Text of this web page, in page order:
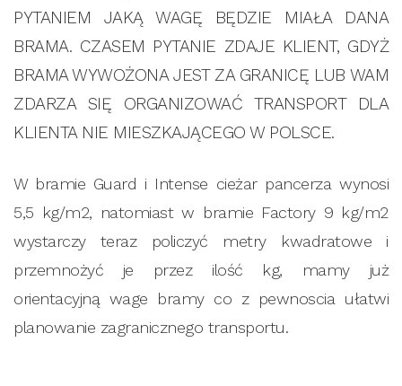
PYTANIEM JAKĄ WAGĘ BĘDZIE MIAŁA DANA
BRAMA. CZASEM PYTANIE ZDAJE KLIENT, GDYŻ
BRAMA WYWOŻONA JEST ZA GRANICĘ LUB WAM
ZDARZA SIĘ ORGANIZOWAĆ TRANSPORT DLA
KLIENTA NIE MIESZKAJĄCEGO W POLSCE.
W bramie Guard i Intense cieżar pancerza wynosi
5,5 kg/m2, natomiast w bramie Factory 9 kg/m2
wystarczy teraz policzyć metry kwadratowe i
przemnożyć je przez ilość kg, mamy już
orientacyjną wage bramy co z pewnoscia ułatwi
planowanie zagranicznego transportu.